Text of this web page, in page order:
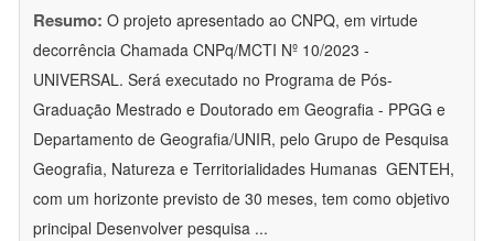
Resumo: O projeto apresentado ao CNPQ, em virtude
decorrência Chamada CNPq/MCTI Nº 10/2023 -
UNIVERSAL. Será executado no Programa de Pós-
Graduação Mestrado e Doutorado em Geografia - PPGG e
Departamento de Geografia/UNIR, pelo Grupo de Pesquisa
Geografia, Natureza e Territorialidades Humanas  GENTEH,
com um horizonte previsto de 30 meses, tem como objetivo
principal Desenvolver pesquisa ...